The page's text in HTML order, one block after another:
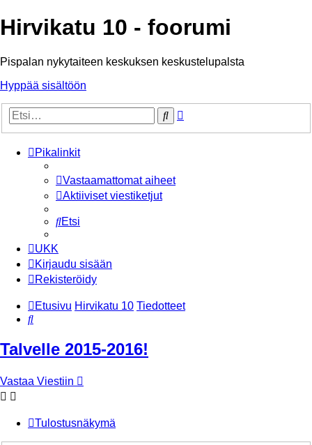
Hirvikatu 10 - foorumi
Pispalan nykytaiteen keskuksen keskustelupalsta
Hyppää sisältöön
Etsi
Pikalinkit
Vastaamattomat aiheet
Aktiiviset viestiketjut
Etsi
UKK
Kirjaudu sisään
Rekisteröidy
Etusivu Hirvikatu 10 Tiedotteet
Etsi
Talvelle 2015-2016!
Vastaa Viestiin
Tulostusnäkymä